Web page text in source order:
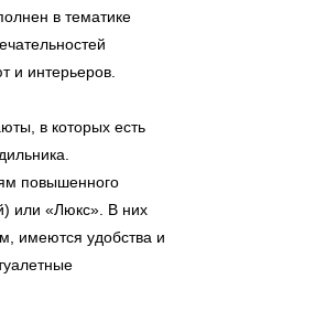
в тематике
и интерьеров.
в которых есть
повышенного
или «Люкс». В них
имеются удобства и